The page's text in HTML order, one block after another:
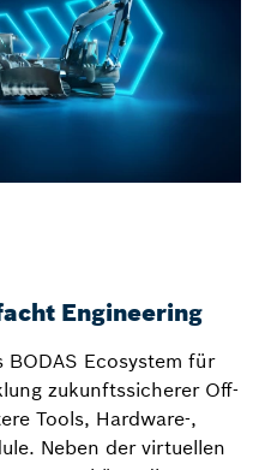
Engineering
Ecosystem für
zukunftssicherer Off-
Tools, Hardware-,
Neben der virtuellen